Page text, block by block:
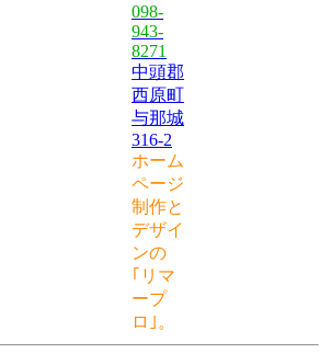
098-
943-
8271
中頭郡
西原町
与那城
316-2
ホーム
ページ
制作と
デザイ
ンの
｢リマ
ープ
ロ｣。